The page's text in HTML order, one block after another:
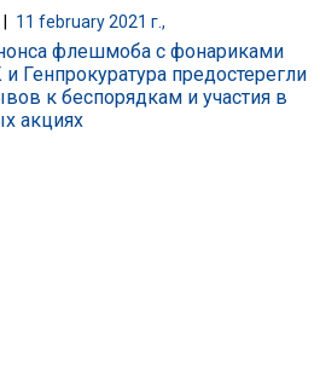
| 11 february 2021 г.,
флешмоба с фонариками
Генпрокуратура предостерегли
к беспорядкам и участия в
акциях